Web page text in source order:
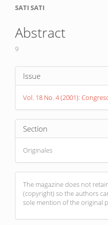
Main
Article
Content
SATI SATI
Abstract
9
Article
Details
Issue
Vol. 18 No. 4 (2001):
Section
Originales
The magazine does not
(copyright) so the authors
sole mention of the original